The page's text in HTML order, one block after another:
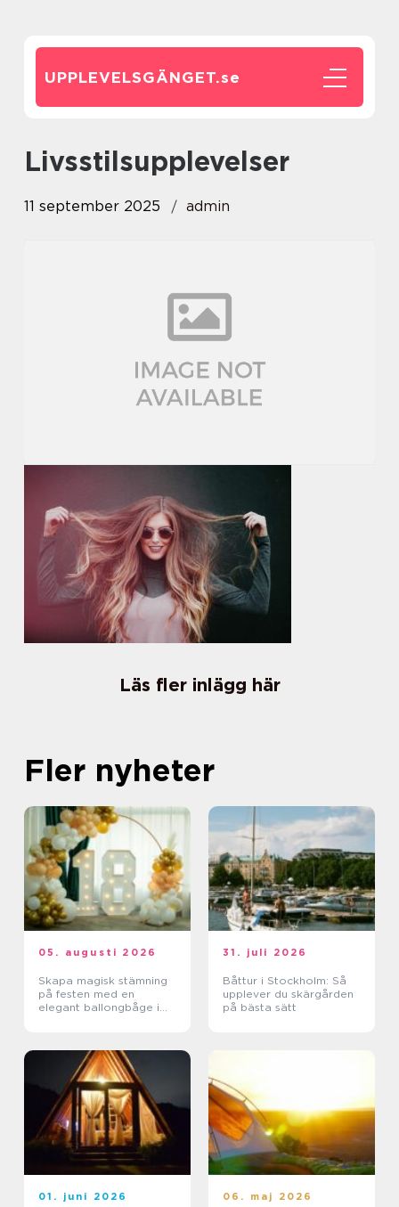
UPPLEVELSGÄNGET.se
Livsstilsupplevelser
11 september 2025 admin
Läs fler inlägg här
Fler nyheter
05. augusti 2026
Skapa magisk stämning
på festen med en
elegant ballongbåge i
31. juli 2026
Båttur i Stockholm: Så
upplever du skärgården
på bästa sätt
01. juni 2026 06. maj 2026